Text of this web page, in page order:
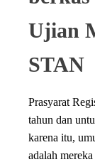
Ujian
STAN
Prasyarat
tahun dan
karena itu,
adalah